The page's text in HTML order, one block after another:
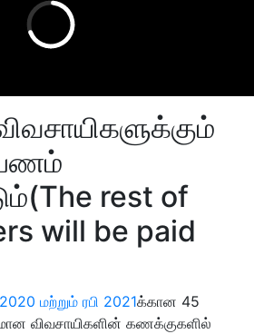
பணம்
rest of
will be paid
மற்றும் ரபி 2021க்கான 45
விவசாயிகளின் கணக்குகளில்